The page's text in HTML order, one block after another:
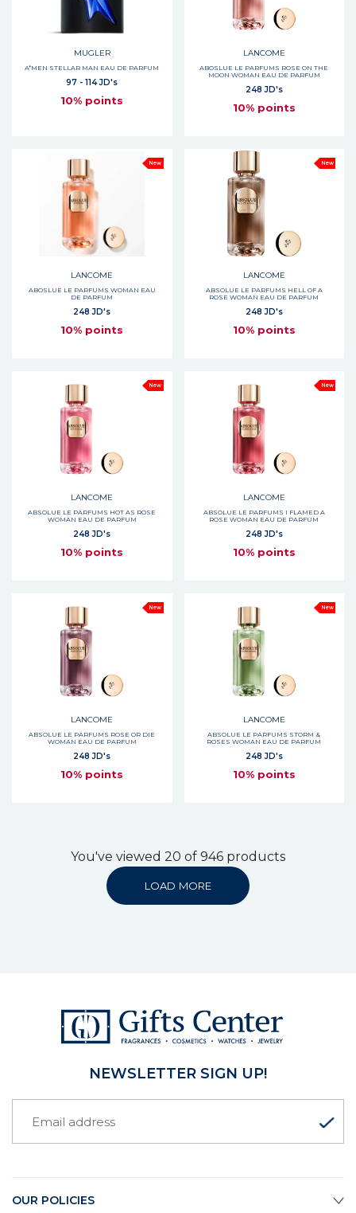
MUGLER
A*MEN STELLAR MAN EAU DE PARFUM
97 - 114 JD's
10% points
LANCOME
ABOSLUE LE PARFUMS ROSE ON THE
MOON WOMAN EAU DE PARFUM
248 JD's
10% points
New
LANCOME
ABOSLUE LE PARFUMS WOMAN EAU
DE PARFUM
248 JD's
10% points
New
LANCOME
ABSOLUE LE PARFUMS HELL OF A
ROSE WOMAN EAU DE PARFUM
248 JD's
10% points
New
LANCOME
ABSOLUE LE PARFUMS HOT AS ROSE
WOMAN EAU DE PARFUM
248 JD's
10% points
New
LANCOME
ABSOLUE LE PARFUMS I FLAMED A
ROSE WOMAN EAU DE PARFUM
248 JD's
10% points
New
LANCOME
ABSOLUE LE PARFUMS ROSE OR DIE
WOMAN EAU DE PARFUM
248 JD's
10% points
New
LANCOME
ABSOLUE LE PARFUMS STORM &
ROSES WOMAN EAU DE PARFUM
248 JD's
10% points
You've viewed 20 of 946 products
LOAD MORE
NEWSLETTER SIGN UP!
OUR POLICIES